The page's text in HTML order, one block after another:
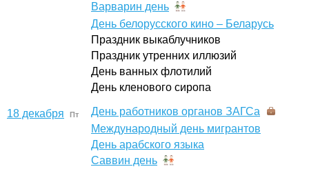
Варварин день
День белорусского кино – Беларусь
Праздник выкаблучников
Праздник утренних иллюзий
День ванных флотилий
День кленового сиропа
18 декабря Пт
День работников органов ЗАГСа
Международный день мигрантов
День арабского языка
Саввин день